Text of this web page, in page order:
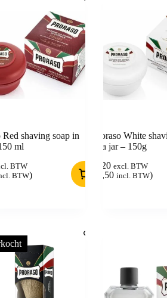
Red shaving soap in
ml
BTW
BTW)
Proraso White
in a jar – 150g
6,20 excl. BTW
7,50 incl. BTW)